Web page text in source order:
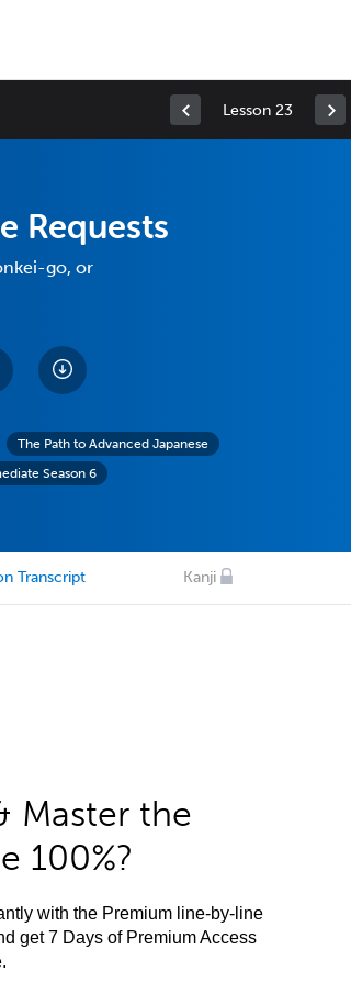
Lesson 23
Requests
go, or
The Path to Advanced Japanese
Season 6
Transcript Kanji
Master the
100%?
with the Premium line-by-line
get 7 Days of Premium Access